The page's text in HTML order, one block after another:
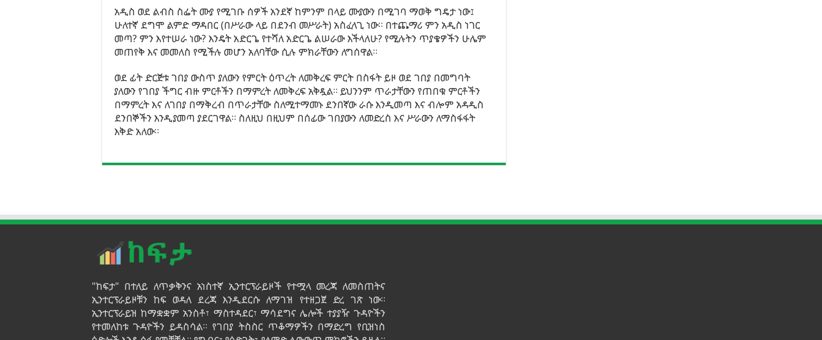
አዲስ ወደ ልብስ ስፌት ሙያ የሚገቡ ሰዎች አንደኛ ከምንም በላይ ሙያውን በሚገባ ማወቅ ግዴታ ነው፤
ሁለተኛ ደግሞ ልምድ ማዳበር (በሥራው ላይ በደንብ መሥራት) አስፈላጊ ነው። በተጨማሪ ምን አዲስ ነገር
መጣ? ምን እየተሠራ ነው? እንዴት አድርጌ የተሻለ አድርጌ ልሠራው እችላለሁ? የሚሉትን ጥያቄዎችን ሁሌም
መጠየቅ እና መመለስ የሚችሉ መሆን አለባቸው ሲሉ ምክራቸውን ለግሰዋል።
ወደ ፊት ድርጅቱ ገበያ ውስጥ ያለውን የምርት ዕጥረት ለመቅረፍ ምርት በስፋት ይዞ ወደ ገበያ በመግባት
ያለውን የገበያ ችግር ብዙ ምርቶችን በማምረት ለመቅረፍ አቅዷል። ይህንንም ጥራታቸውን የጠበቁ ምርቶችን
በማምረት እና ለገበያ በማቅረብ በጥራታቸው ስለሚተማመኑ ደንበኛው ራሱ እንዲመጣ እና ብሎም አዳዲስ
ደንበኞችን እንዲያመጣ ያደርገዋል። ስለዚህ በዚህም በሰፊው ገበያውን ለመድረስ እና ሥራውን ለማስፋፋት
እቅድ አለው።
"ከፍታ" በተለይ ለጥቃቅንና አነስተኛ ኢንተርፕራይዞች የተሟላ መረጃ ለመስጠትና
ኢንተርፕራይዞቹን ከፍ ወዳለ ደረጃ እንዲደርሱ ለማገዝ የተዘጋጀ ድረ ገጽ ነው።
ኢንተርፕራይዝ ከማቋቋም አንስቶ፣ ማስተዳደር፣ ማሳደግና ሌሎች ተያያዥ ጉዳዮችን
የተመለከቱ ጉዳዮችን ይዳስሳል። የገበያ ትስስር ጥቆማዎችን በማድረግ የቢዝነስ